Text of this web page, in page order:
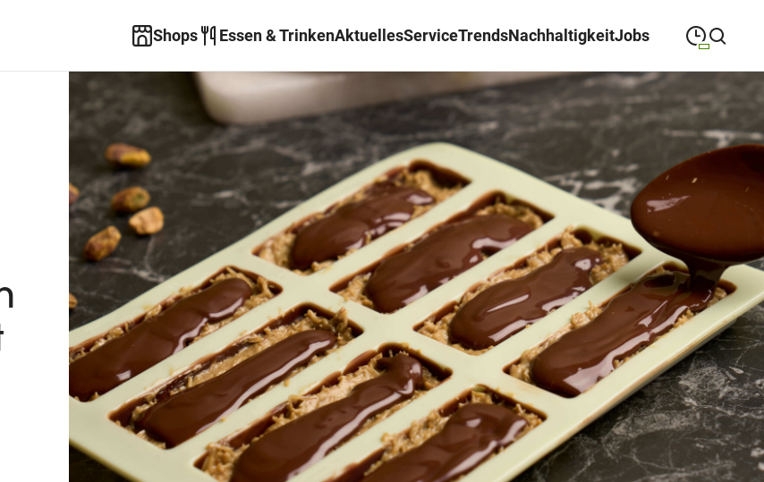
Shops Essen & TrinkenAktuellesServiceTrendsNachhaltigkeitJobs
Suche schließenMontag
MONTAG 09:00 19:00
19:00
Mittwoch
MITTWOCH 09:00—
Donnerstag
DONNERSTAG 09:00
Freitag
FREITAG 09:00 19:00
Samstag
SAMSTAG 09:00 —18:00
(Sonder-)Öffnungszeiten